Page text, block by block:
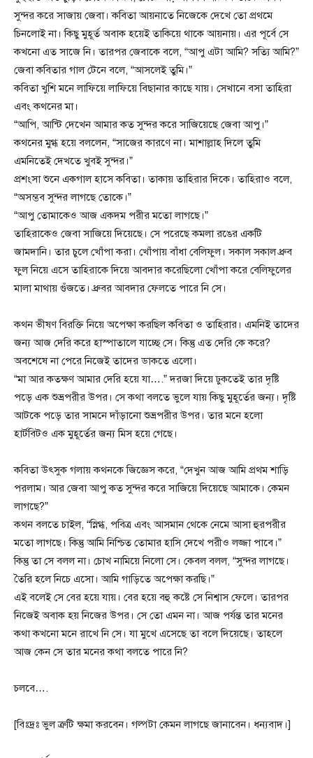
সুন্দর করে সাজায় জেবা। কবিতা আয়নাতে নিজেকে দেখে তো প্রথমে
চিনলোই না। কিছু মুহূর্ত অবাক হয়েই তাকিয়ে থাকে আয়নায়। এর পূর্বে সে
কখনো এত সাজে নি। তারপর জেবাকে বলে, “আপু এটা আমি? সত্যি আমি?”
জেবা কবিতার গাল টেনে বলে, “আসলেই তুমি।”
কবিতা খুশি মনে লাফিয়ে লাফিয়ে বিছানার কাছে যায়। সেখানে বসা তাহিরা
এবং কথনের মা।
“আপি, আন্টি দেখেন আমার কত সুন্দর করে সাজিয়েছে জেবা আপু।”
কথনের মুগ্ধ হয়ে বললেন, “সাজের কারণে না। মাশাল্লাহ দিলে তুমি
এমনিতেই দেখতে খুবই সুন্দর।”
প্রশংসা শুনে একগাল হাসে কবিতা। তাকায় তাহিরার দিকে। তাহিরাও বলে,
“অসম্ভব সুন্দর লাগছে তোকে।”
“আপু তোমাকেও আজ একদম পরীর মতো লাগছে।”
তাহিরাকেও জেবা সাজিয়ে দিয়েছে। সে পরেছে কমলা রঙের একটি
জামদানি। তার চুলে খোঁপা করা। খোঁপায় বাঁধা বেলিফুল। সকাল সকাল ধ্রুব
ফুল নিয়ে এসে তাহিরাকে দিয়ে আবদার করেছিলো খোঁপা করে বেলিফুলের
মালা মাথায় গুঁজতে। ধ্রুবর আবদার ফেলতে পারে নি সে।
কথন ভীষণ বিরক্তি নিয়ে অপেক্ষা করছিল কবিতা ও তাহিরার। এমনিই তাদের
জন্য আজ দেরি করে হাস্পাতালে যাচ্ছে সে। কিন্তু এত দেরি কে করে?
অবশেষে না পেরে নিজেই তাদের ডাকতে এলো।
“মা আর কতক্ষণ আমার দেরি হয়ে যা….” দরজা দিয়ে ঢুকতেই তার দৃষ্টি
পড়ে এক শুভ্রপরীর উপর। সে কথা বলতে ভুলে যায় কিছু মুহূর্তের জন্য। দৃষ্টি
আটকে পড়ে তার সামনে দাঁড়ানো শুভ্রপরীর উপর। তার মনে হলো
হার্টবিটও এক মুহূর্তের জন্য মিস হয়ে গেছে।
কবিতা উৎসুক গলায় কথনকে জিজ্ঞেস করে, “দেখুন আজ আমি প্রথম শাড়ি
পরলাম। আর জেবা আপু কত সুন্দর করে সাজিয়ে দিয়েছে আমাকে। কেমন
লাগছে?”
কথন বলতে চাইল, “স্নিগ্ধ, পবিত্র এবং আসমান থেকে নেমে আসা হুরপরীর
মতো লাগছে। কিন্তু আমি নিশ্চিত তোমার হাসি দেখে পরীও লজ্জা পাবে।”
কিন্তু তা সে বলল না। চোখ নামিয়ে নিলো সে। কেবল বলল, “সুন্দর লাগছে।
তৈরি হলে নিচে এসো। আমি গাড়িতে অপেক্ষা করছি।”
এই বলেই সে বের হয়ে যায়। বের হয়ে বহু কষ্টে সে নিশ্বাস ফেলে। তারপর
নিজেই অবাক হয় নিজের উপর। সে তো এমন না। আজ পর্যন্ত তার মনের
কথা কখনো মনে রাখে নি সে। যা মুখে এসেছে তা বলে দিয়েছে। তাহলে
আজ কেন সে তার মনের কথা বলতে পারে নি?
চলবে….
[বিঃদ্রঃ ভুল ত্রুটি ক্ষমা করবেন। গল্পটা কেমন লাগছে জানাবেন। ধন্যবাদ।]